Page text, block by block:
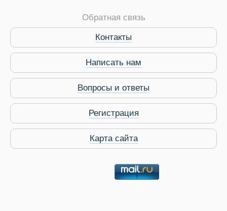
Обратная связь
Контакты
Написать нам
Вопросы и ответы
Регистрация
Карта сайта